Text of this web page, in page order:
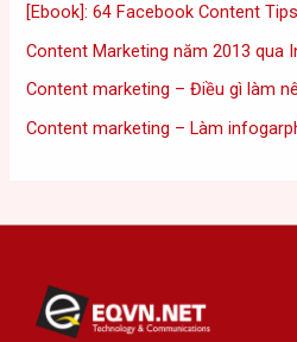
[Ebook]: 64 Facebook Content Tips
Content Marketing năm 2013 qua
Content marketing – Điều gì làm
Content marketing – Làm